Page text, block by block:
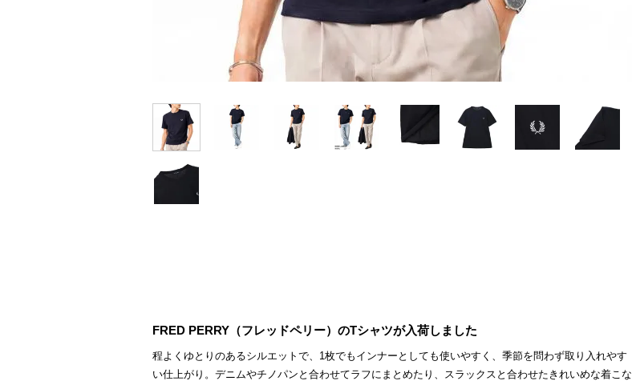
FRED PERRY（フレッドペリー）のTシャツが入荷しました
程よくゆとりのあるシルエットで、1枚でもインナーとしても使いやすく、季節を問わず取り入れやす
い仕上がり。デニムやチノパンと合わせてラフにまとめたり、スラックスと合わせたきれいめな着こな